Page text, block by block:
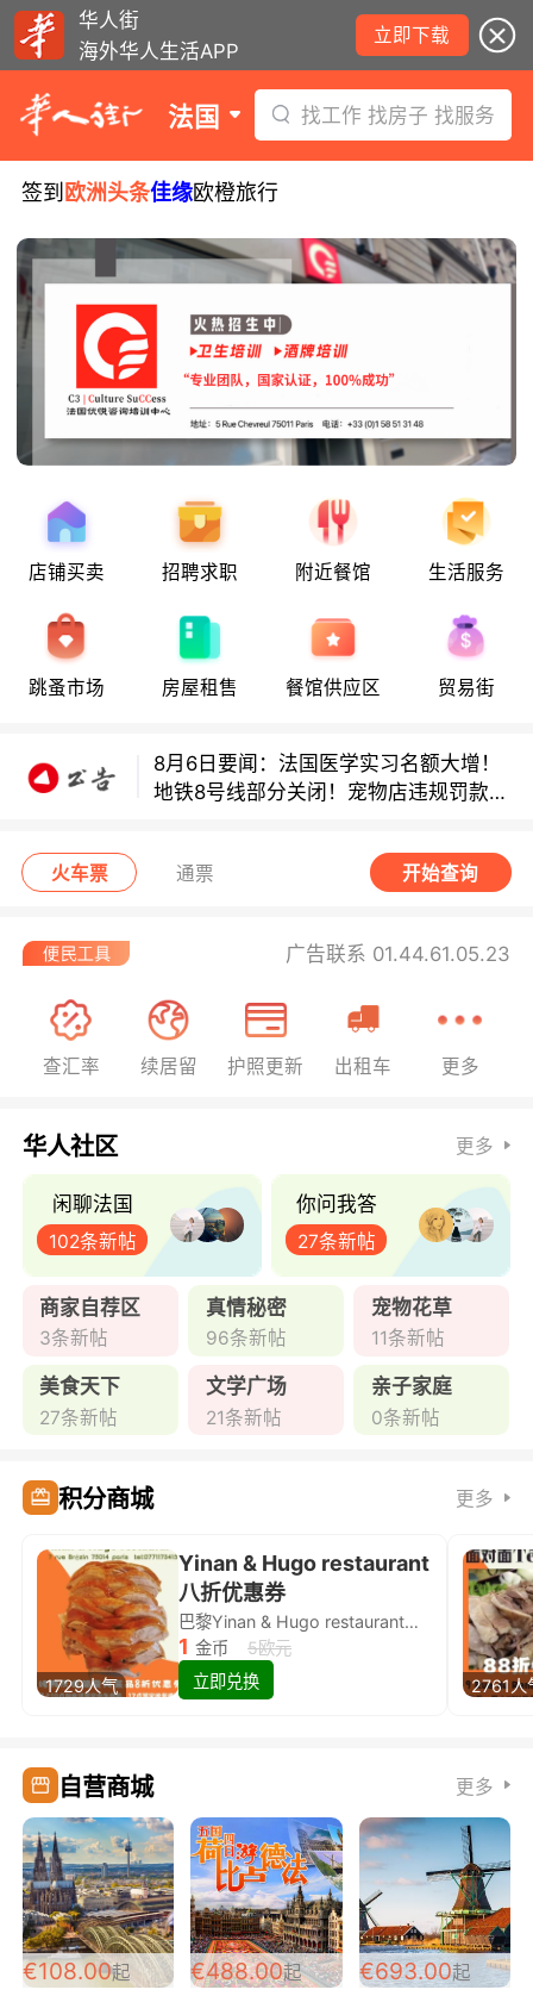
华人街
海外华人生活APP
立即下载
法国 找工作 找房子 找服务
签到 欧洲头条佳缘欧橙旅行
店铺买卖 招聘求职 附近餐馆 生活服务
跳蚤市场 房屋租售 餐馆供应区 贸易街
8月6日要闻：法国医学实习名额大增！
地铁8号线部分关闭！宠物店违规罚款出
巴黎地铁音乐家海选启动！
地铁8号线部分关闭！宠物店违规罚款出
炉！
火车票 通票 开始查询
广告联系 01.44.61.05.23
查汇率 续居留 护照更新 出租车 更多
华人社区 更多
闲聊法国
102条新帖
你问我答
27条新帖
商家自荐区
3条新帖
真情秘密
96条新帖
宠物花草
11条新帖
美食天下
27条新帖
文学广场
21条新帖
亲子家庭
0条新帖
积分商城 更多
1729人气
Yinan & Hugo restaurant
八折优惠券
巴黎Yinan & Hugo restaurant除简餐类全场8折
1 金币
5欧元
立即兑换
2761人
自营商城 更多
€108.00起 €488.00起 €693.00起